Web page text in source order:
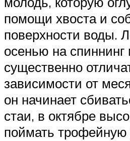
помощи хвоста и
поверхности воды.
осенью на спиннинг
существенно
зависимости от
он начинает
стаи, в октябре
поймать